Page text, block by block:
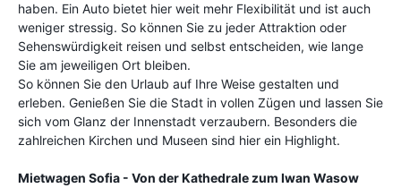
haben. Ein Auto bietet hier weit mehr Flexibilität und ist auch
weniger stressig. So können Sie zu jeder Attraktion oder
Sehenswürdigkeit reisen und selbst entscheiden, wie lange
Sie am jeweiligen Ort bleiben.
So können Sie den Urlaub auf Ihre Weise gestalten und
erleben. Genießen Sie die Stadt in vollen Zügen und lassen Sie
sich vom Glanz der Innenstadt verzaubern. Besonders die
zahlreichen Kirchen und Museen sind hier ein Highlight.
Mietwagen Sofia - Von der Kathedrale zum Iwan Wasow